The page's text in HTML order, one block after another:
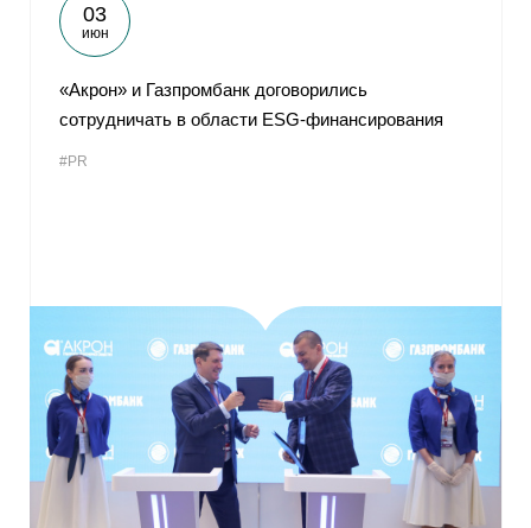
03
июн
«Акрон» и Газпромбанк договорились
сотрудничать в области ESG-финансирования
#PR